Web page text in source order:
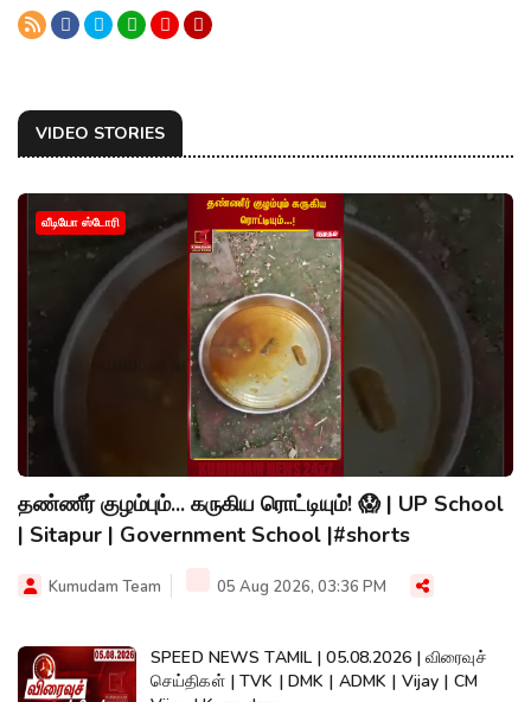
VIDEO STORIES
வீடியோ ஸ்டோரி
தண்ணீர் குழம்பும்... கருகிய ரொட்டியும்! 😱 | UP School
| Sitapur | Government School |#shorts
Kumudam Team 05 Aug 2026, 03:36 PM
SPEED NEWS TAMIL | 05.08.2026 | விரைவுச்
செய்திகள் | TVK | DMK | ADMK | Vijay | CM